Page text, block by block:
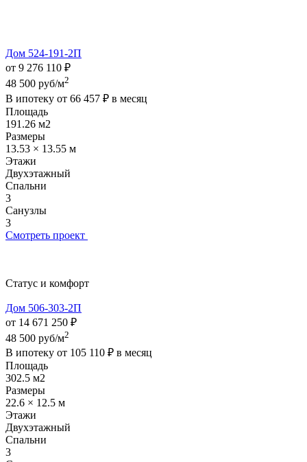
Дом 524-191-2П
от 9 276 110 ₽
48 500 руб/м2
В ипотеку от 66 457 ₽ в месяц
Площадь
191.26 м2
Размеры
13.53 × 13.55 м
Этажи
Двухэтажный
Спальни
3
Санузлы
3
Смотреть проект
Статус и комфорт
Дом 506-303-2П
от 14 671 250 ₽
48 500 руб/м2
В ипотеку от 105 110 ₽ в месяц
Площадь
302.5 м2
Размеры
22.6 × 12.5 м
Этажи
Двухэтажный
Спальни
3